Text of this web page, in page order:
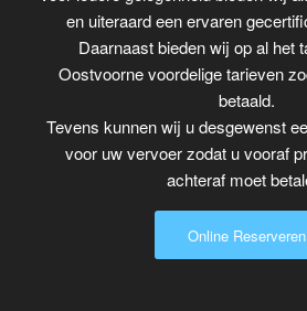
en uiteraard een ervaren
Daarnaast bieden wij op al het
Oostvoorne voordelige tarieven
betaald.
Tevens kunnen wij u desgewenst
voor uw vervoer zodat u vooraf
achteraf moet
Online Reserveren